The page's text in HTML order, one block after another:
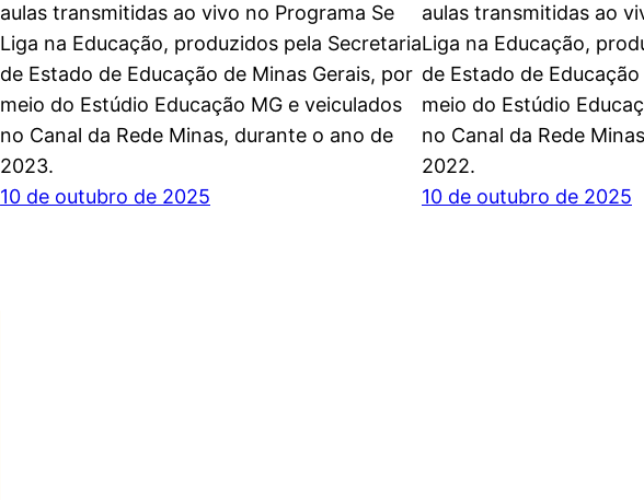
aulas transmitidas ao vivo no Programa Se
Liga na Educação, produzidos pela Secretaria
de Estado de Educação de Minas Gerais, por
meio do Estúdio Educação MG e veiculados
no Canal da Rede Minas, durante o ano de
2023.
10 de outubro de 2025
aulas transmitidas ao
Liga na Educação,
de Estado de
meio do Estúdio
no Canal da Rede
2022.
10 de outubro de 2025